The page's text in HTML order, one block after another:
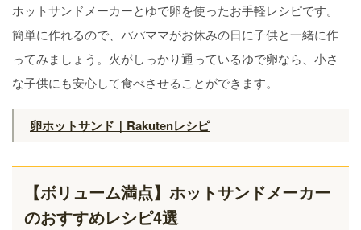
ホットサンドメーカーとゆで卵を使ったお手軽レシピです。
簡単に作れるので、パパママがお休みの日に子供と一緒に作
ってみましょう。火がしっかり通っているゆで卵なら、小さ
な子供にも安心して食べさせることができます。
卵ホットサンド｜Rakutenレシピ
【ボリューム満点】ホットサンドメーカー
のおすすめレシピ4選